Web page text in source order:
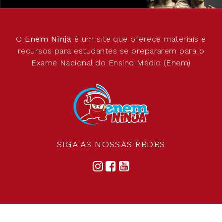
O Enem Ninja é um site que oferece materiais e
recursos para estudantes se prepararem para o
Exame Nacional do Ensino Médio (Enem)
SIGA AS NOSSAS REDES